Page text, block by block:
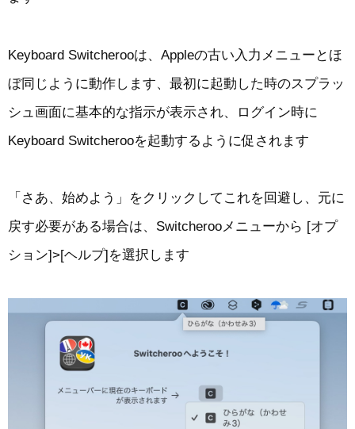
Keyboard Switcherooは、Appleの古い入力メニューとほ
ぼ同じように動作します、最初に起動した時のスプラッ
シュ画面に基本的な指示が表示され、ログイン時に
Keyboard Switcherooを起動するように促されます
「さあ、始めよう」をクリックしてこれを回避し、元に
戻す必要がある場合は、Switcherooメニューから [オプ
ション]>[ヘルプ]を選択します